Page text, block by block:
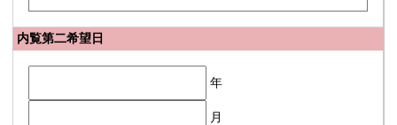
内覧第二希望日
年
月